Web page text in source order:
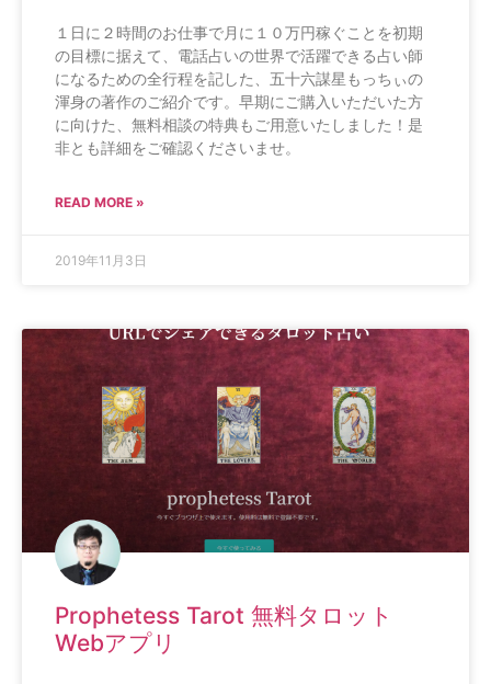
１日に２時間のお仕事で月に１０万円稼ぐことを初期
の目標に据えて、電話占いの世界で活躍できる占い師
になるための全行程を記した、五十六謀星もっちぃの
渾身の著作のご紹介です。早期にご購入いただいた方
に向けた、無料相談の特典もご用意いたしました！是
非とも詳細をご確認くださいませ。
READ MORE »
2019年11月3日
Prophetess Tarot 無料タロット
Webアプリ